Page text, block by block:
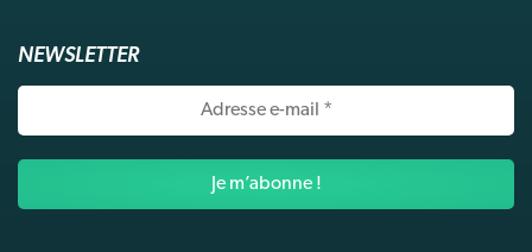
NEWSLETTER